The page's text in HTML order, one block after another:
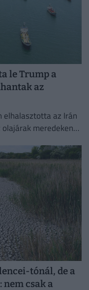
le Trump a
az
elhalasztotta az Irán
meredeken
tónál, de a
csak a